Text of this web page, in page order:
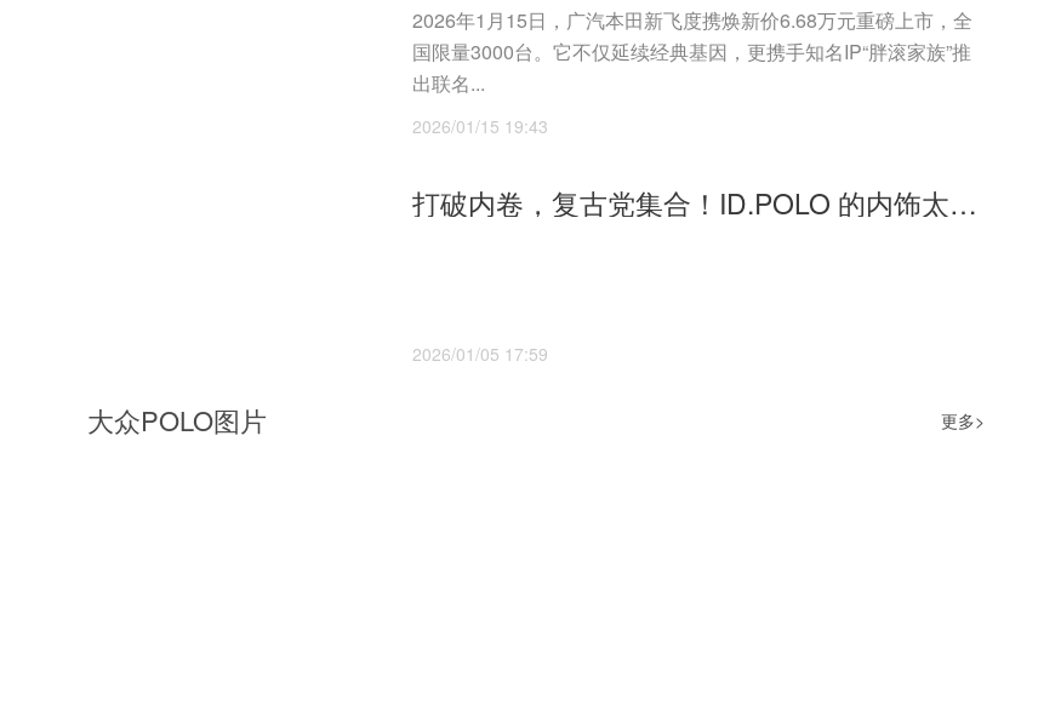
2026年1月15日，广汽本田新飞度携焕新价6.68万元重磅上市，全
国限量3000台。它不仅延续经典基因，更携手知名IP“胖滚家族”推
出联名...
2026/01/15 19:43
打破内卷，复古党集合！ID.POLO 的内饰太顶了！
2026/01/05 17:59
大众POLO图片 更多>